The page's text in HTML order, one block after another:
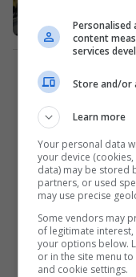
Personalised
content
services
Store and/or
Learn more
Your personal data
your device
data) may be stored
partners, or used
may use precise
Some vendors may
of legitimate
your options below.
or in the site menu
and cookie settings.